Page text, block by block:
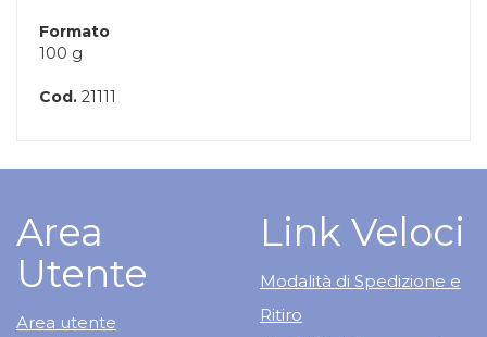
Formato
100 g
Cod. 21111
Area
Utente
Area utente
Link Veloci
Modalità di Spedizione e
Ritiro